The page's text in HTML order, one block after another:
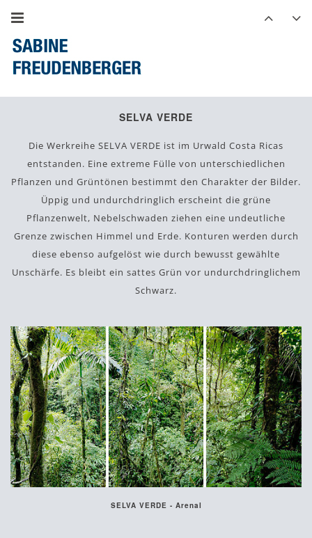
SELVA VERDE
Die Werkreihe SELVA VERDE ist im Urwald Costa Ricas
entstanden. Eine extreme Fülle von unterschiedlichen
Pflanzen und Grüntönen bestimmt den Charakter der Bilder.
Üppig und undurchdringlich erscheint die grüne
Pflanzenwelt, Nebelschwaden ziehen eine undeutliche
Grenze zwischen Himmel und Erde. Konturen werden durch
diese ebenso aufgelöst wie durch bewusst gewählte
Unschärfe. Es bleibt ein sattes Grün vor undurchdringlichem
Schwarz.
SELVA VERDE - Arenal